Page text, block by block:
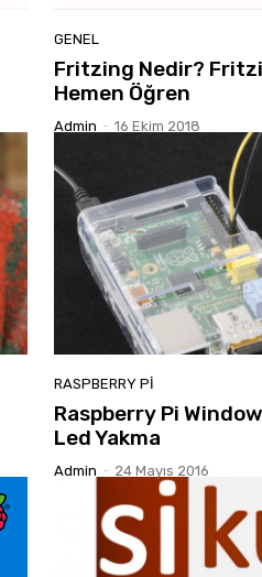
GENEL
Fritzing Nedir?
Hemen Öğren
Admin - 16 Ekim 2018
RASPBERRY PI
Raspberry Pi
Led Yakma
Admin - 24 Mayıs 2016